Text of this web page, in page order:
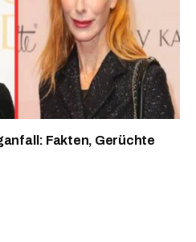
Fakten, Gerüchte